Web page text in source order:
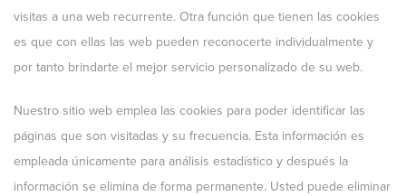
visitas a una web recurrente. Otra función que tienen las cookies
es que con ellas las web pueden reconocerte individualmente y
por tanto brindarte el mejor servicio personalizado de su web.
Nuestro sitio web emplea las cookies para poder identificar las
páginas que son visitadas y su frecuencia. Esta información es
empleada únicamente para análisis estadístico y después la
información se elimina de forma permanente. Usted puede eliminar